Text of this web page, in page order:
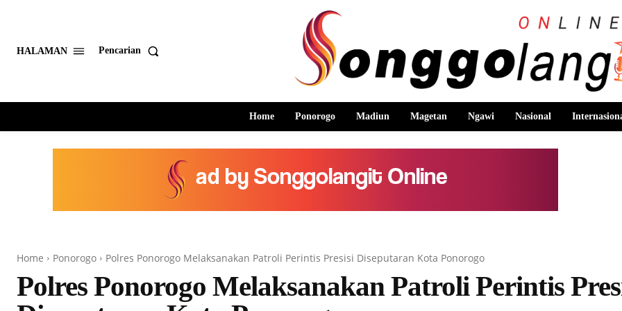
HALAMAN Pencarian
Home Ponorogo Madiun Magetan Ngawi Nasional
Home Ponorogo Polres Ponorogo Melaksanakan Patroli Perintis Presisi Diseputaran Kota Ponorogo
Polres Ponorogo Melaksanakan Patroli Perintis